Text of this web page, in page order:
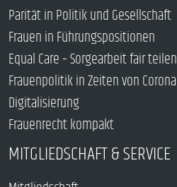
Parität in Politik und Gesellschaft
Frauen in Führungspositionen
Equal Care – Sorgearbeit fair teilen
Frauenpolitik in Zeiten von Corona
Digitalisierung
Frauenrecht kompakt
MITGLIEDSCHAFT & SERVICE